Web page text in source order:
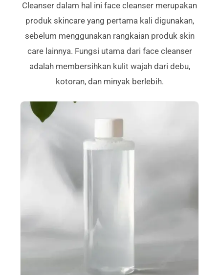
Cleanser dalam hal ini face cleanser merupakan
produk skincare yang pertama kali digunakan,
sebelum menggunakan rangkaian produk skin
care lainnya. Fungsi utama dari face cleanser
adalah membersihkan kulit wajah dari debu,
kotoran, dan minyak berlebih.